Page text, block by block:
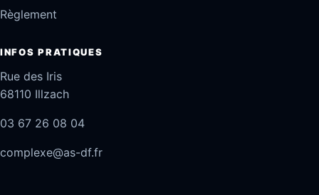
Règlement
INFOS PRATIQUES
Rue des Iris
68110 Illzach
03 67 26 08 04
complexe@as-df.fr